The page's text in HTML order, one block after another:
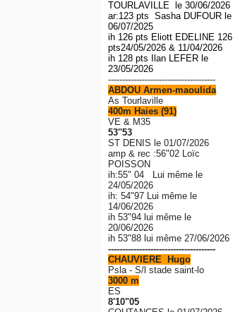
TOURLAVILLE le 30/06/2026
ar:123 pts Sasha DUFOUR le
06/07/2025
ih 126 pts Eliott EDELINE 126
pts24/05/2026 & 11/04/2026
ih 128 pts Ilan LEFER le
23/05/2026
--------------------------------------
ABDOU Armen-maoulida
As Tourlaville
400m Haies (91)
VE & M35
53''53
ST DENIS le 01/07/2026
amp & rec :56"02 Loïc
POISSON
ih:55" 04 Lui même le
24/05/2026
ih: 54"97 Lui même le
14/06/2026
ih 53"94 lui même le
20/06/2026
ih 53"88 lui même 27/06/2026
--------------------------------------
CHAUVIERE Hugo
Psla - S/l stade saint-lo
3000 m
ES
8'10"05